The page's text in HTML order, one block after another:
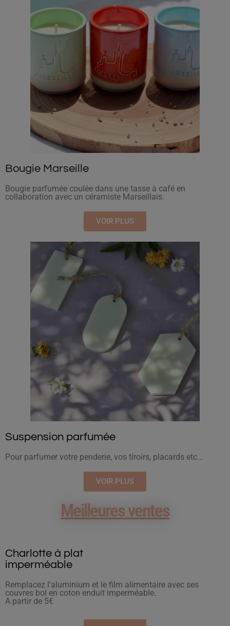
Bougie Marseille
Bougie parfumée coulée dans une tasse à café en
collaboration avec un céramiste Marseillais.
VOIR PLUS
Suspension parfumée
Pour parfumer votre penderie, vos tiroirs, placards etc...
VOIR PLUS
Meilleures ventes
Charlotte à plat
imperméable
Remplacez l'aluminium et le film alimentaire avec ses
couvres bol en coton enduit imperméable.
A partir de 5€